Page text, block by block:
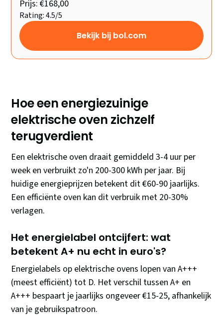
Prijs: €168,00
Rating: 4.5/5
Bekijk bij bol.com
Hoe een energiezuinige
elektrische oven zichzelf
terugverdient
Een elektrische oven draait gemiddeld 3-4 uur per
week en verbruikt zo'n 200-300 kWh per jaar. Bij
huidige energieprijzen betekent dit €60-90 jaarlijks.
Een efficiënte oven kan dit verbruik met 20-30%
verlagen.
Het energielabel ontcijfert: wat
betekent A+ nu echt in euro's?
Energielabels op elektrische ovens lopen van A+++
(meest efficiënt) tot D. Het verschil tussen A+ en
A+++ bespaart je jaarlijks ongeveer €15-25, afhankelijk
van je gebruikspatroon.